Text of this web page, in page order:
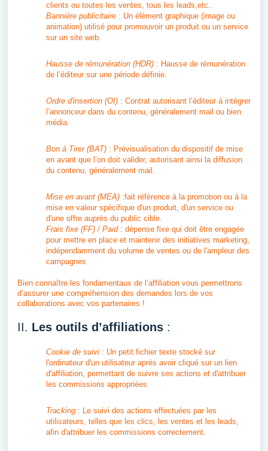
clients ou toutes les ventes, tous les leads,etc..
Bannière publicitaire : Un élément graphique (image ou
animation) utilisé pour promouvoir un produit ou un service
sur un site web.
Hausse de rémunération (HDR) : Hausse de rémunération
de l’éditeur sur une période définie.
Ordre d'insertion (OI) : Contrat autorisant l’éditeur à intégrer
l’annonceur dans du contenu, généralement mail ou bien
média.
Bon à Tirer (BAT) : Prévisualisation du dispositif de mise
en avant que l’on doit valider, autorisant ainsi la diffusion
du contenu, généralement mail.
Mise en avant (MEA) :fait référence à la promotion ou à la
mise en valeur spécifique d'un produit, d'un service ou
d'une offre auprès du public cible.
Frais fixe (FF) / Paid: dépense fixe qui doit être engagée
pour mettre en place et maintenir des initiatives marketing,
indépendamment du volume de ventes ou de l'ampleur des
campagnes
Bien connaître les fondamentaux de l’affiliation vous permettrons
d’assurer une compréhension des demandes lors de vos
collaborations avec vos partenaires !
II. Les outils d’affiliations :
Cookie de suivi : Un petit fichier texte stocké sur
l'ordinateur d'un utilisateur après avoir cliqué sur un lien
d'affiliation, permettant de suivre ses actions et d'attribuer
les commissions appropriées
Tracking : Le suivi des actions effectuées par les
utilisateurs, telles que les clics, les ventes et les leads,
afin d'attribuer les commissions correctement.